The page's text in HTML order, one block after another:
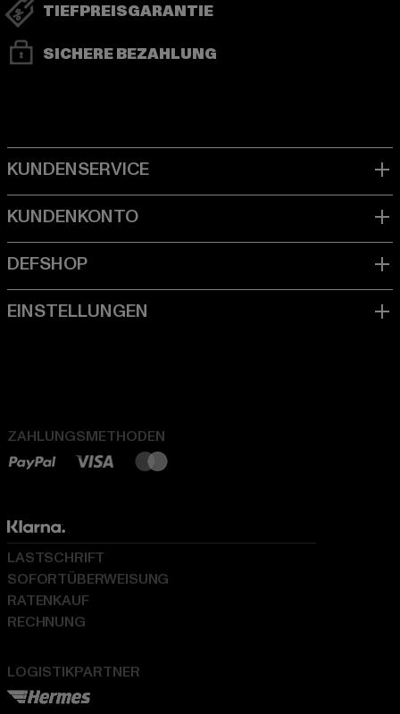
TIEFPREISGARANTIE
SICHERE BEZAHLUNG
ZAHLUNGSMETHODEN
LOGISTIKPARTNER
LASTSCHRIFT
SOFORTÜBERWEISUNG
RATENKAUF
RECHNUNG